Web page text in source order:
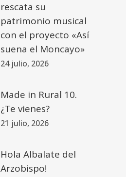
rescata su
patrimonio musical
con el proyecto «Así
suena el Moncayo»
24 julio, 2026
Made in Rural 10.
¿Te vienes?
21 julio, 2026
Hola Albalate del
Arzobispo!